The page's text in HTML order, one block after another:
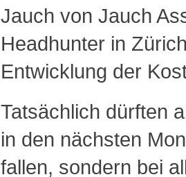
Jauch von Jauch
Headhunter in
Entwicklung der
Tatsächlich dürften
in den nächsten
fallen, sondern bei